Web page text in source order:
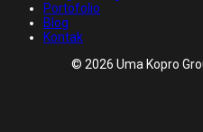
Portofolio
Blog
Kontak
© 2026 Uma Kopro